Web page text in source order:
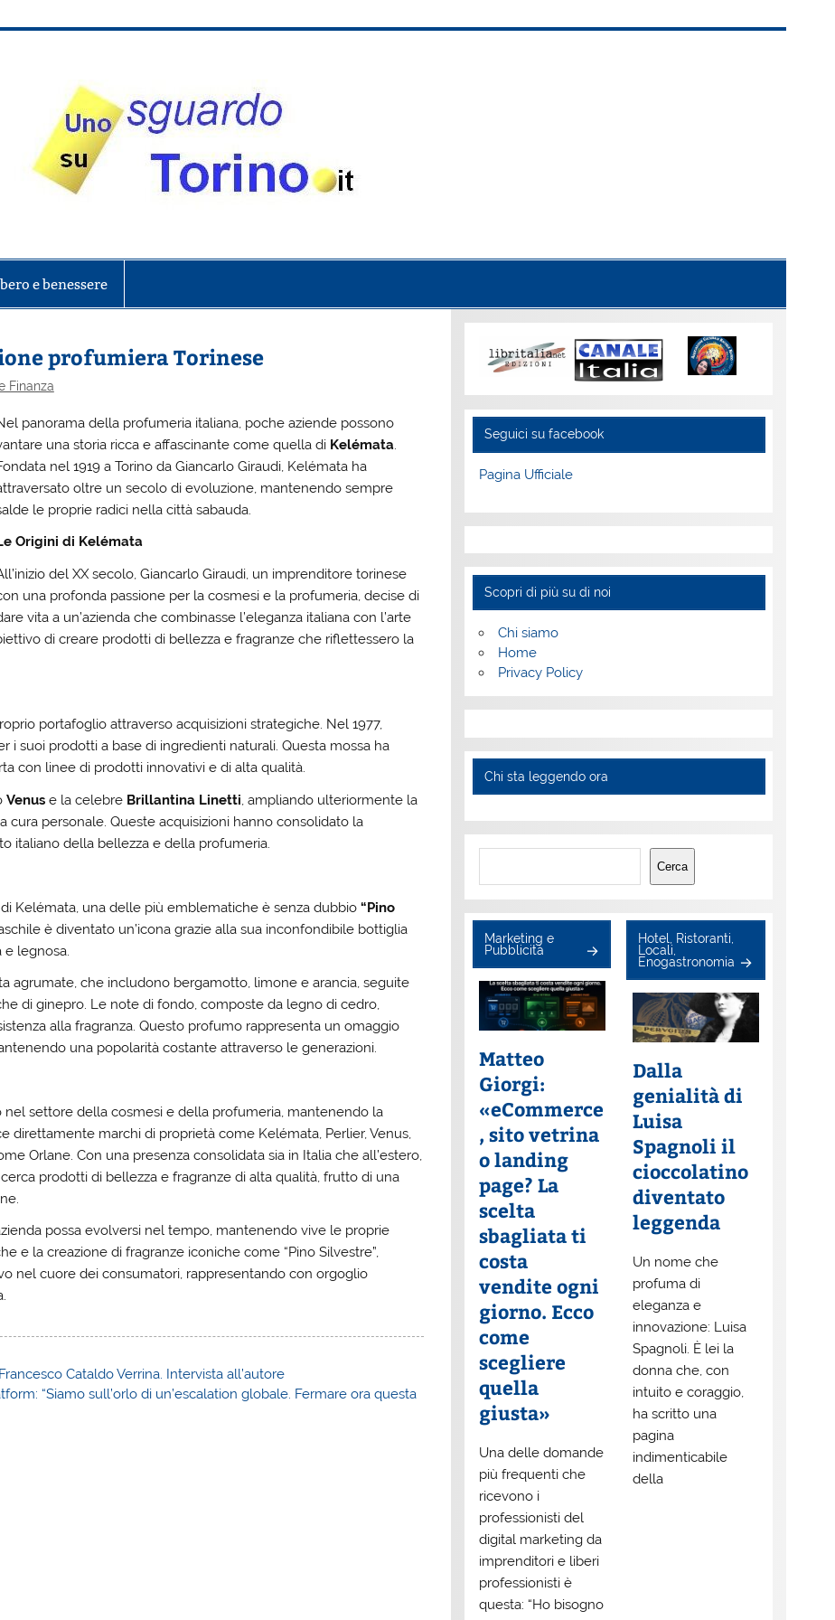
e benessere
profumiera Torinese
Finanza
panorama della profumeria italiana, poche aziende possono
una storia ricca e affascinante come quella di Kelémata.
nel 1919 a Torino da Giancarlo Giraudi, Kelémata ha
oltre un secolo di evoluzione, mantenendo sempre
le proprie radici nella città sabauda.
Origini di Kelémata
del XX secolo, Giancarlo Giraudi, un imprenditore torinese
una profonda passione per la cosmesi e la profumeria, decise di
vita a un’azienda che combinasse l’eleganza italiana con l’arte
di creare prodotti di bellezza e fragranze che riflettessero la
portafoglio attraverso acquisizioni strategiche. Nel 1977,
i suoi prodotti a base di ingredienti naturali. Questa mossa ha
con linee di prodotti innovativi e di alta qualità.
Venus e la celebre Brillantina Linetti, ampliando ulteriormente la
personale. Queste acquisizioni hanno consolidato la
italiano della bellezza e della profumeria.
Kelémata, una delle più emblematiche è senza dubbio“Pino
è diventato un’icona grazie alla sua inconfondibile bottiglia
legnosa.
agrumate, che includono bergamotto, limone e arancia, seguite
di ginepro. Le note di fondo, composte da legno di cedro,
alla fragranza. Questo profumo rappresenta un omaggio
una popolarità costante attraverso le generazioni.
settore della cosmesi e della profumeria, mantenendo la
direttamente marchi di proprietà come Kelémata, Perlier, Venus,
Orlane. Con una presenza consolidata sia in Italia che all’estero,
prodotti di bellezza e fragranze di alta qualità, frutto di una
possa evolversi nel tempo, mantenendo vive le proprie
e la creazione di fragranze iconiche come “Pino Silvestre”,
nel cuore dei consumatori, rappresentando con orgoglio
Cataldo Verrina. Intervista all’autore
“Siamo sull’orlo di un’escalation globale. Fermare ora questa
Seguici su facebook
Pagina Ufficiale
Scopri di più su di noi
Chi siamo
Home
Privacy Policy
Chi sta leggendo ora
Cerca
Cerca
Marketing e
Pubblicità
Matteo
Giorgi:
«eCommerce
, sito vetrina
o landing
page? La
scelta
sbagliata ti
costa
vendite ogni
giorno. Ecco
come
scegliere
quella
giusta»
Una delle domande
più frequenti che
ricevono i
professionisti del
digital marketing da
imprenditori e liberi
professionisti è
questa: “Ho bisogno
Hotel, Ristoranti,
Locali,
Enogastronomia
Dalla
genialità di
Luisa
Spagnoli il
cioccolatino
diventato
leggenda
Un nome che
profuma di
eleganza e
innovazione: Luisa
Spagnoli. È lei la
donna che, con
intuito e coraggio,
ha scritto una
pagina
indimenticabile
della